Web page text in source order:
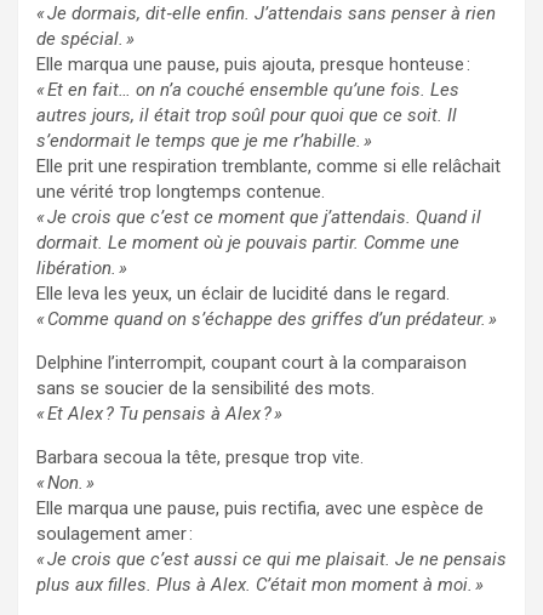
« Je dormais, dit‑elle enfin. J’attendais sans penser à rien
de spécial. »
Elle marqua une pause, puis ajouta, presque honteuse :
« Et en fait… on n’a couché ensemble qu’une fois. Les
autres jours, il était trop soûl pour quoi que ce soit. Il
s’endormait le temps que je me r’habille. »
Elle prit une respiration tremblante, comme si elle relâchait
une vérité trop longtemps contenue.
« Je crois que c’est ce moment que j’attendais. Quand il
dormait. Le moment où je pouvais partir. Comme une
libération. »
Elle leva les yeux, un éclair de lucidité dans le regard.
« Comme quand on s’échappe des griffes d’un prédateur. »
Delphine l’interrompit, coupant court à la comparaison
sans se soucier de la sensibilité des mots.
« Et Alex ? Tu pensais à Alex ? »
Barbara secoua la tête, presque trop vite.
« Non. »
Elle marqua une pause, puis rectifia, avec une espèce de
soulagement amer :
« Je crois que c’est aussi ce qui me plaisait. Je ne pensais
plus aux filles. Plus à Alex. C’était mon moment à moi. »